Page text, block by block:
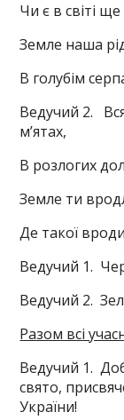
Чи є в світі
Земле наша
В голубім
Ведучий 2.
м’ятах,
В розлогих
Земле ти
Де такої
Ведучий 1.
Ведучий 2.
Разом всі
Ведучий 1.
свято,
України!